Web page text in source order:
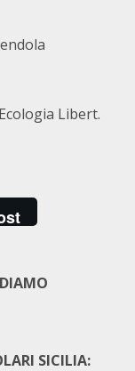
Libert.
SICILIA: